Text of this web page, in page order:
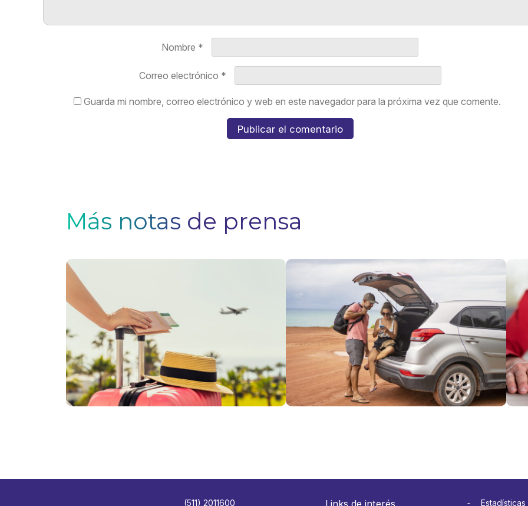
Nombre *
Correo electrónico *
Guarda mi nombre, correo electrónico y web en este navegador para la próxima vez que comente.
Más notas de prensa
Viajes por
qué hacer
si
necesitas
seguro en
el
y
en
Ver
(511) 2011600 Links de interés Estadísticas